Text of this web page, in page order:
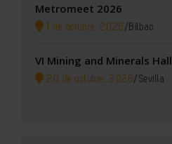
Metromeet 2026
1 de octubre, 2026 / Bilbao
VI Mining and Minerals Hall
20 de octubre, 2026/ Sevilla